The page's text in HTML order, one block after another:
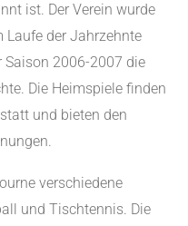
ist. Der Verein wurde
Laufe der Jahrzehnte
Saison 2006-2007 die
Die Heimspiele finden
und bieten den
verschiedene
und Tischtennis. Die